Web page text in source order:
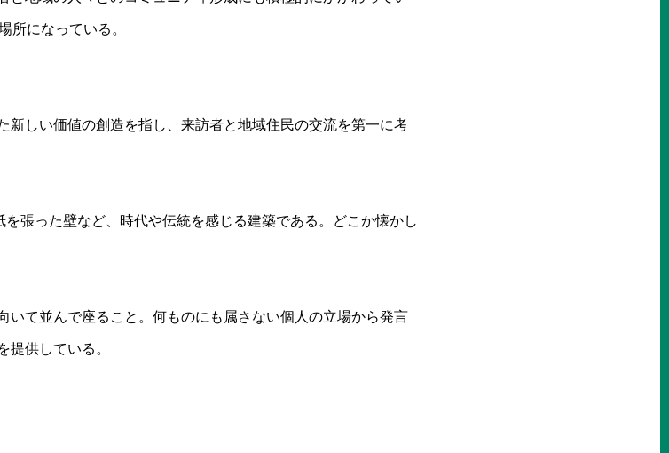
所になっている。
新しい価値の創造を指し、来訪者と地域住民の交流を第一に考
張った壁など、時代や伝統を感じる建築である。どこか懐かし
いて並んで座ること。何ものにも属さない個人の立場から発言
提供している。